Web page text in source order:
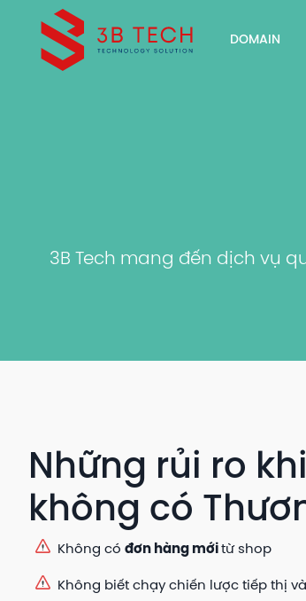
DOMAIN
3B Tech mang đến dịch vụ
Những rủi ro
không có
Không có đơn hàng mớitừ shop
Không biết chạy chiến lược tiếp thị